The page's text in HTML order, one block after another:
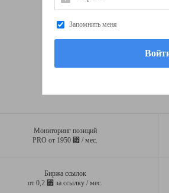
Мониторинг позиций
PRO от 1950 ⃏ / мес.
Биржа ссылок
от 0,2 ⃏ за ссылку / мес.
Запомнить меня